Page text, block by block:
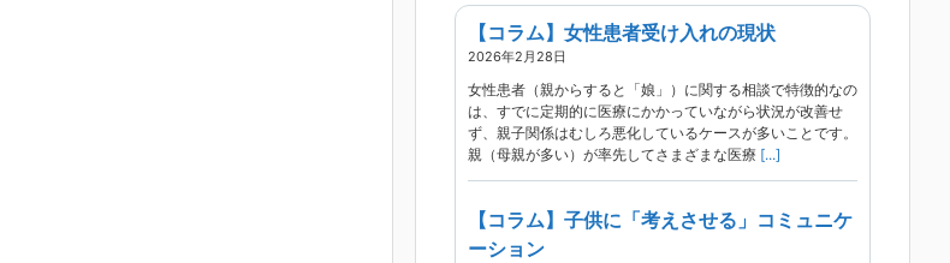
【コラム】女性患者受け入れの現状
2026年2月28日
女性患者（親からすると「娘」）に関する相談で特徴的なの
は、すでに定期的に医療にかかっていながら状況が改善せ
ず、親子関係はむしろ悪化しているケースが多いことです。
親（母親が多い）が率先してさまざまな医療 [...]
【コラム】子供に「考えさせる」コミュニケ
ーション